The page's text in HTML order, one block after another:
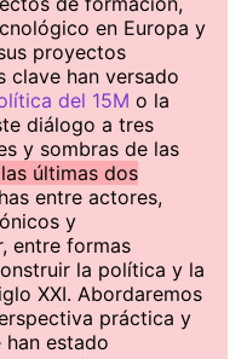
en Europa y
proyectos
clave han versado
del 15M o la
diálogo a tres
y sombras de las
últimas dos
entre actores,
y
entre formas
la política y la
XXI. Abordaremos
práctica y
estado